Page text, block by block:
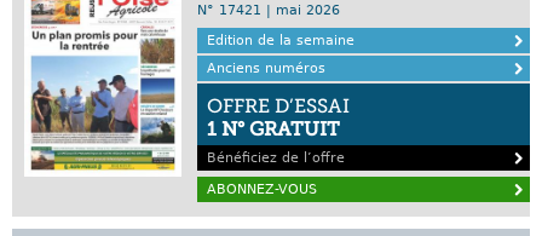
N° 17421 | mai 2026
Edition de la semaine
Anciens numéros
OFFRE D’ESSAI
1 N° GRATUIT
Bénéficiez de l’offre
ABONNEZ-VOUS